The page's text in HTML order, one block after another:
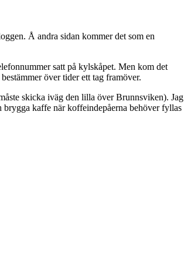
Å andra sidan kommer det som en
satt på kylskåpet. Men kom det
över tider ett tag framöver.
skicka iväg den lilla över Brunnsviken). Jag
kaffe när koffeindepåerna behöver fyllas